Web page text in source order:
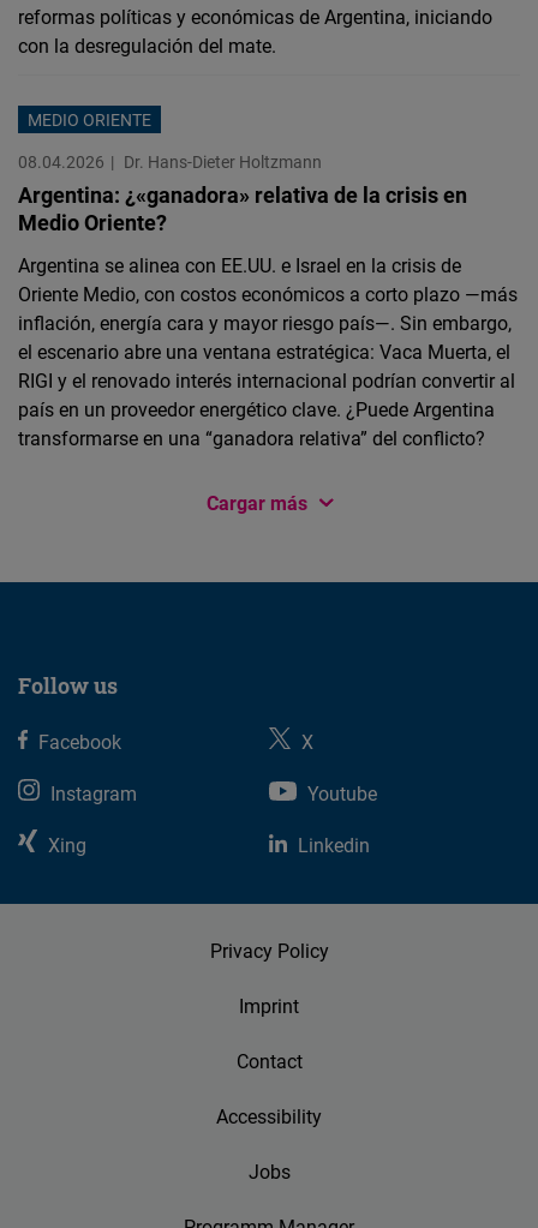
reformas políticas y económicas de Argentina, iniciando
con la desregulación del mate.
MEDIO ORIENTE
08.04.2026
Dr. Hans-Dieter Holtzmann
Argentina: ¿«ganadora» relativa de la crisis en
Medio Oriente?
Argentina se alinea con EE.UU. e Israel en la crisis de
Oriente Medio, con costos económicos a corto plazo —más
inflación, energía cara y mayor riesgo país—. Sin embargo,
el escenario abre una ventana estratégica: Vaca Muerta, el
RIGI y el renovado interés internacional podrían convertir al
país en un proveedor energético clave. ¿Puede Argentina
transformarse en una “ganadora relativa” del conflicto?
Cargar más
Follow us
Facebook
X
Instagram
Youtube
Xing
Linkedin
Privacy Policy
Imprint
Contact
Accessibility
Jobs